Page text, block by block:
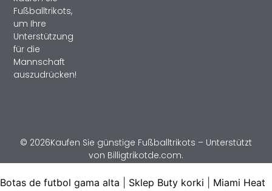
Fußballtrikots,
um Ihre
Unterstützung
für die
Mannschaft
auszudrücken!
© 2026Kaufen Sie günstige Fußballtrikots – Unterstützt
von Billigtrikotde.com.
Botas de futbol gama alta Sklep Buty korki
Miami Heat